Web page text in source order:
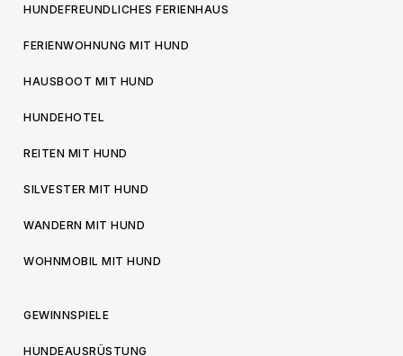
HUNDEFREUNDLICHES FERIENHAUS
FERIENWOHNUNG MIT HUND
HAUSBOOT MIT HUND
HUNDEHOTEL
REITEN MIT HUND
SILVESTER MIT HUND
WANDERN MIT HUND
WOHNMOBIL MIT HUND
GEWINNSPIELE
HUNDEAUSRÜSTUNG